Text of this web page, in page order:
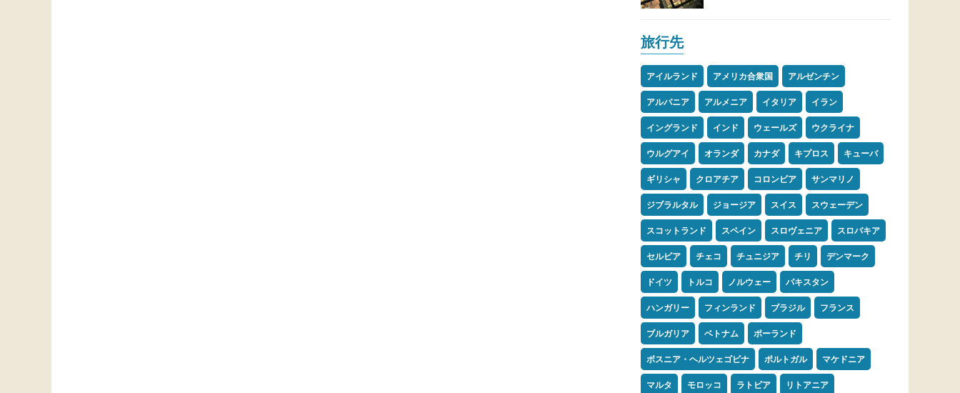
旅行先
アイルランド アメリカ合衆国 アルゼンチン
アルバニア アルメニア イタリア イラン
イングランド インド ウェールズ ウクライナ
ウルグアイ オランダ カナダ キプロス キューバ
ギリシャ クロアチア コロンビア サンマリノ
ジブラルタル ジョージア スイス スウェーデン
スコットランド スペイン スロヴェニア スロバキア
セルビア チェコ チュニジア チリ デンマーク
ドイツ トルコ ノルウェー パキスタン
ハンガリー フィンランド ブラジル フランス
ブルガリア ベトナム ポーランド
ボスニア・ヘルツェゴビナ ポルトガル マケドニア
マルタ モロッコ ラトビア リトアニア